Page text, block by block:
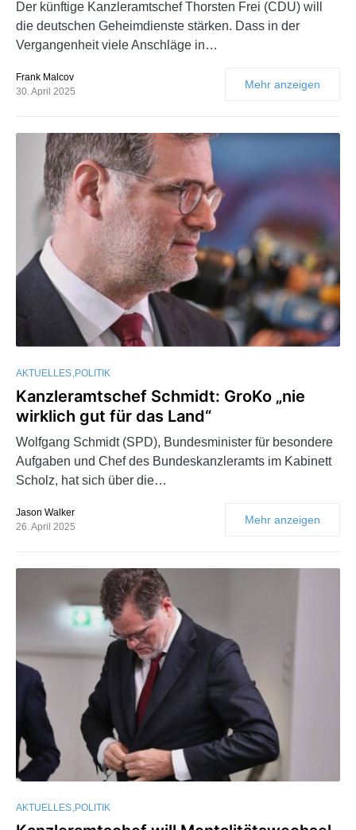
Der künftige Kanzleramtschef Thorsten Frei (CDU) will
die deutschen Geheimdienste stärken. Dass in der
Vergangenheit viele Anschläge in…
Frank Malcov
30. April 2025
Mehr anzeigen
AKTUELLES POLITIK
Kanzleramtschef Schmidt: GroKo „nie
wirklich gut für das Land“
Wolfgang Schmidt (SPD), Bundesminister für besondere
Aufgaben und Chef des Bundeskanzleramts im Kabinett
Scholz, hat sich über die…
Jason Walker
26. April 2025
Mehr anzeigen
AKTUELLES POLITIK